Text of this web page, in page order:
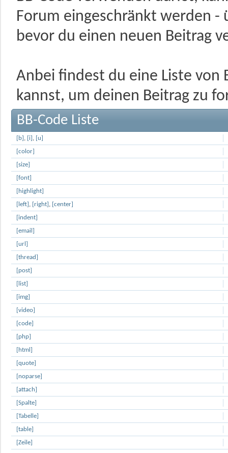
Forum eingeschränkt werden -
bevor du einen neuen Beitrag
Anbei findest du eine Liste von
kannst, um deinen Beitrag zu
BB-Code Liste
[b] , [i] , [u]
[color]
[size]
[font]
[highlight]
[left] , [right] , [center]
[indent]
[email]
[url]
[thread]
[post]
[list]
[img]
[video]
[code]
[php]
[html]
[quote]
[noparse]
[attach]
[Spalte]
[Tabelle]
[table]
[Zeile]